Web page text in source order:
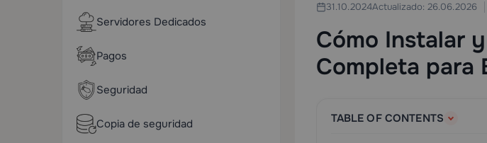
Servidores Dedicados
Pagos
Seguridad
Copia de seguridad
31.10.2024Actualizado: 26.06.2026
Cómo Instalar
Completa para
TABLE OF CONTENTS